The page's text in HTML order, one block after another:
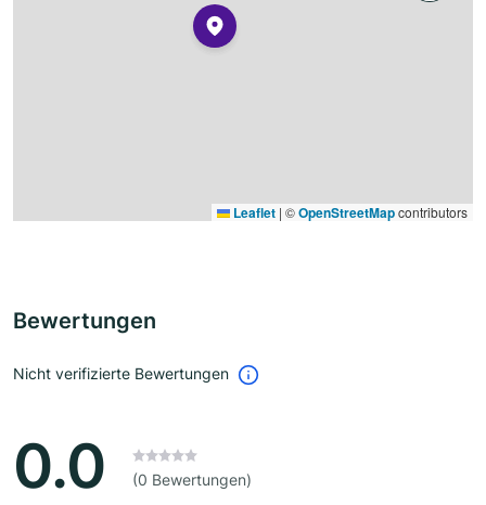
Leaflet | ©OpenStreetMapcontributors
Bewertungen
Nicht verifizierte Bewertungen
0.0 (0 Bewertungen)